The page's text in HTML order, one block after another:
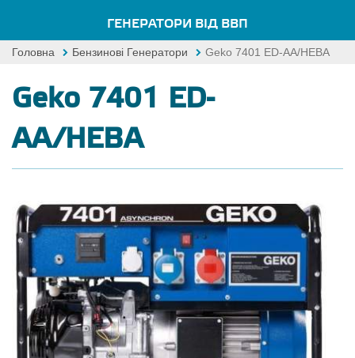
ГЕНЕРАТОРИ ВІД ВВП
Головна Бензинові Генератори Geko 7401 ED-AA/HEBA
Geko 7401 ED-
AA/HEBA